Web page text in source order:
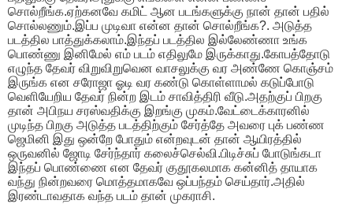
சொல்றீங்க.ஏற்கனவே கமிட் ஆன படங்களுக்கு நான் தான் பதில்
சொல்லணும்.இப்ப முடிவா என்ன தான் சொல்றீங்க?. அடுத்த
படத்தில பாத்துக்கலாம்.இந்தப் படத்தில இல்லேண்ணா உங்க
பொண்ணு இனிமேல் எம் படம் எதிலுமே இருக்காது.கோபத்தோடு
எழுந்த தேவர் விறுவிறுவென வாசலுக்கு வர அண்ணே கொஞ்சம்
இருங்க என சரோஜா ஓடி வர கண்டு கொள்ளாமல் கடுப்போடு
வெளியேறிய தேவர் நின்ற இடம் சாவித்திரி வீடு.அதற்குப் பிறகு
தான் அபிநய சரஸ்வதிக்கு இறங்கு முகம்.வேட்டைக்காரனில்
முடிந்த பிறகு அடுத்த படத்திற்கும் சேர்த்தே அவரை புக் பண்ண
ஜெமினி இது ஒன்றே போதும் என்றவுடன் தான் ஆயிரத்தில்
ஒருவனில் ஜோடி சேர்ந்தார் கலைச்செல்வி.பிடிச்சுப் போடுங்கடா
இந்தப் பொண்ணை என தேவர் குதூகலமாக கன்னித் தாயாக
வந்து நின்றவரை மொத்தமாகவே ஒப்பந்தம் செய்தார்.அதில்
இரண்டாவதாக வந்த படம் தான் முகராசி.